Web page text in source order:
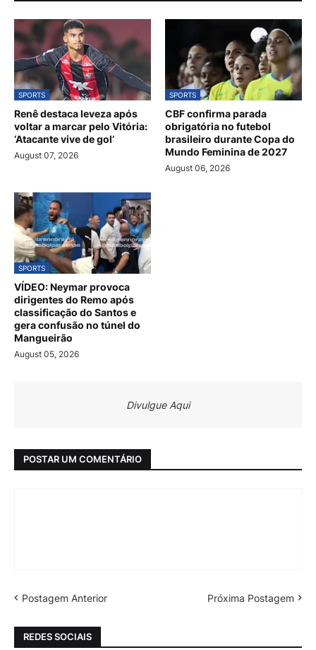
SPORTS
Renê destaca leveza após
voltar a marcar pelo Vitória:
‘Atacante vive de gol’
August 07, 2026
SPORTS
CBF confirma parada
obrigatória no futebol
brasileiro durante Copa do
Mundo Feminina de 2027
August 06, 2026
SPORTS
VÍDEO: Neymar provoca
dirigentes do Remo após
classificação do Santos e
gera confusão no túnel do
Mangueirão
August 05, 2026
Divulgue Aqui
POSTAR UM COMENTÁRIO
Postagem Anterior Próxima Postagem
REDES SOCIAIS